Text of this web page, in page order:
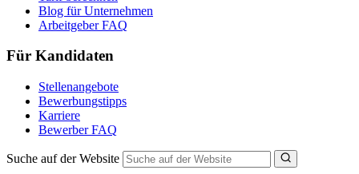
Blog für Unternehmen
Arbeitgeber FAQ
Für Kandidaten
Stellenangebote
Bewerbungstipps
Karriere
Bewerber FAQ
Suche auf der Website